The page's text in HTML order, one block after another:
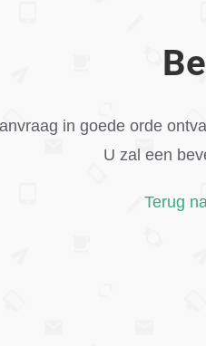
in goede orde
U zal een
Terug